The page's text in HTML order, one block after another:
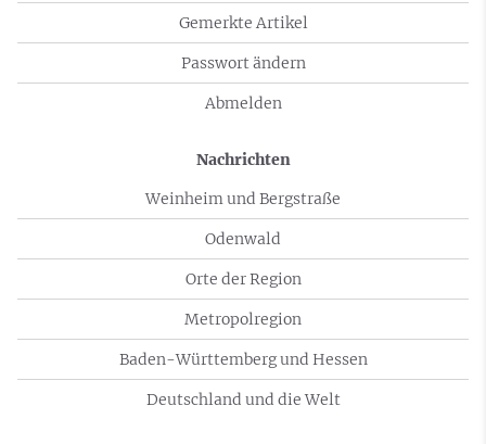
Gemerkte Artikel
Passwort ändern
Abmelden
Nachrichten
Weinheim und Bergstraße
Odenwald
Orte der Region
Metropolregion
Baden-Württemberg und Hessen
Deutschland und die Welt